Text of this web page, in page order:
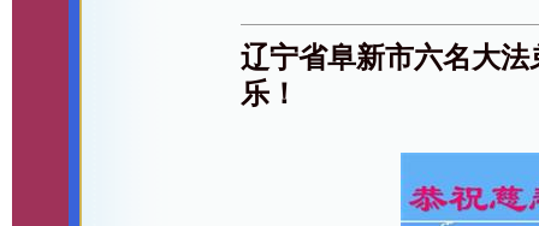
辽宁省阜新市六名大
乐！